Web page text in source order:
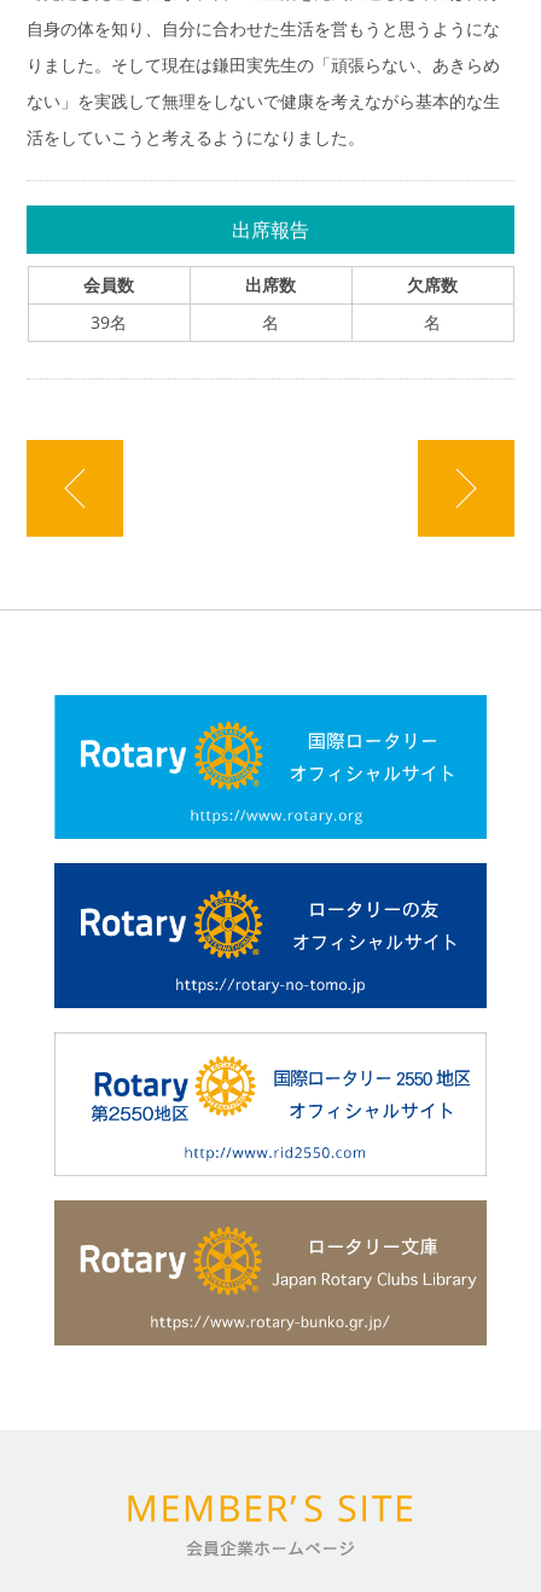
自身の体を知り、自分に合わせた生活を営もうと思うようにな
りました。そして現在は鎌田実先生の「頑張らない、あきらめ
ない」を実践して無理をしないで健康を考えながら基本的な生
活をしていこうと考えるようになりました。
出席報告
会員数 出席数
欠席数
39名
名 名